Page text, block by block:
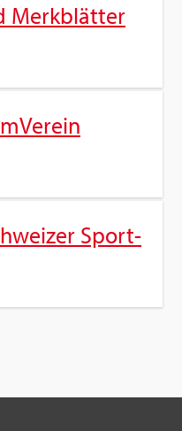
Merk­blät­ter
Sport­